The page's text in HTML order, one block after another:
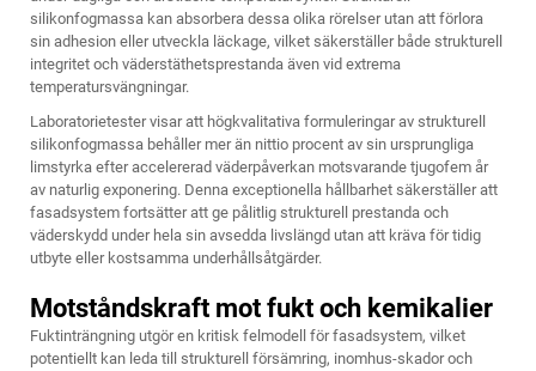
silikonfogmassa kan absorbera dessa olika rörelser utan att förlora
sin adhesion eller utveckla läckage, vilket säkerställer både strukturell
integritet och väderstäthetsprestanda även vid extrema
temperatursvängningar.
Laboratorietester visar att högkvalitativa formuleringar av strukturell
silikonfogmassa behåller mer än nittio procent av sin ursprungliga
limstyrka efter accelererad väderpåverkan motsvarande tjugofem år
av naturlig exponering. Denna exceptionella hållbarhet säkerställer att
fasadsystem fortsätter att ge pålitlig strukturell prestanda och
väderskydd under hela sin avsedda livslängd utan att kräva för tidig
utbyte eller kostsamma underhållsåtgärder.
Motståndskraft mot fukt och kemikalier
Fuktinträngning utgör en kritisk felmodell för fasadsystem, vilket
potentiellt kan leda till strukturell försämring, inomhus-skador och